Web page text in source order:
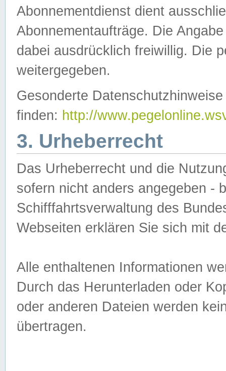
Abonnementdienst dient
Abonnementaufträge. Die
dabei ausdrücklich freiwillig. Die
weitergegeben.
Gesonderte
finden: http://
3. Urheberrecht
Das Urheberrecht und die
sofern nicht anders angegeben -
Schifffahrtsverwaltung des
Webseiten erklären Sie sich mit
Alle enthaltenen Informationen
Durch das Herunterladen oder
oder anderen Dateien werden
übertragen.